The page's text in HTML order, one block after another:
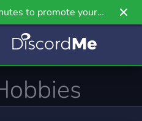
to promote your
on Griv.io, our newest